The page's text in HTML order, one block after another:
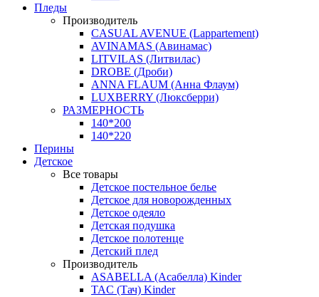
Пледы
Производитель
CASUAL AVENUE (Lappartement)
AVINAMAS (Авинамас)
LITVILAS (Литвилас)
DROBE (Дроби)
ANNA FLAUM (Анна Флаум)
LUXBERRY (Люксберри)
РАЗМЕРНОСТЬ
140*200
140*220
Перины
Детское
Все товары
Детское постельное белье
Детское для новорожденных
Детское одеяло
Детская подушка
Детское полотенце
Детский плед
Производитель
ASABELLA (Асабелла) Kinder
TAC (Тач) Kinder